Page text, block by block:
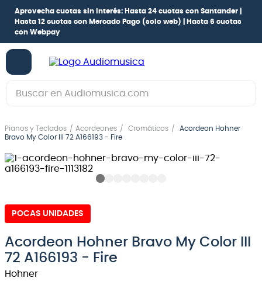
Aprovecha cuotas sin interés: Hasta 24 cuotas con Santander |
Hasta 12 cuotas con Mercado Pago (solo web) |
Hasta 6 cuotas
con Webpay
Buscar en Audiomusica.com
Pianos y Teclados Acordeones Cromáticos
Acordeon Hohner
Bravo My Color III 72 A166193 - Fire
POCAS UNIDADES
Acordeon Hohner Bravo My Color III
72 A166193 - Fire
Hohner
1.
guitarra electrica
2.
bajo
guitarra electroacústica
5.
amplificador
6.
teclado
7
guitarra
8.
micrófono